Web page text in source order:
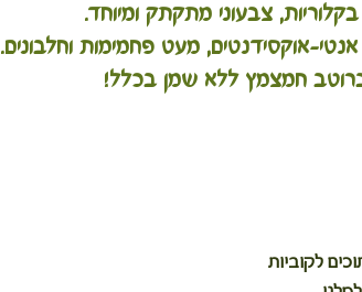
צבעוני מתקתק ומיוחד.
אוקסידנטים, מעט פחמימות וחלבונים.
חמצמץ ללא שמן בכלל!